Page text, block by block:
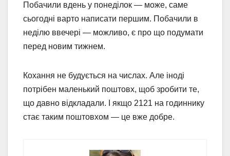
Побачили вдень у понеділок — може, саме
сьогодні варто написати першим. Побачили в
неділю ввечері — можливо, є про що подумати
перед новим тижнем.
Кохання не будується на числах. Але іноді
потрібен маленький поштовх, щоб зробити те,
що давно відкладали. І якщо 2121 на годиннику
стає таким поштовхом — це вже добре.